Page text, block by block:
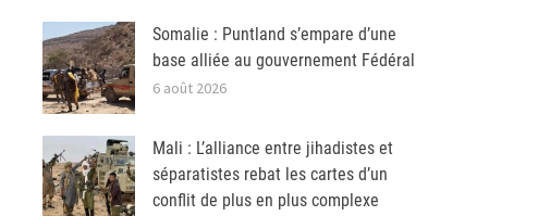
Somalie : Puntland s’empare d’une
base alliée au gouvernement Fédéral
6 août 2026
Mali : L’alliance entre jihadistes et
séparatistes rebat les cartes d’un
conflit de plus en plus complexe